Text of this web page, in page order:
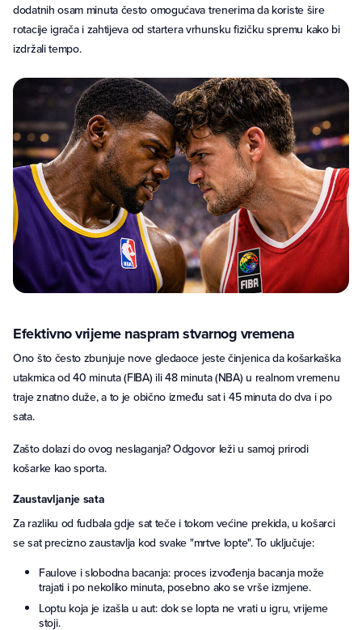
dodatnih osam minuta često omogućava trenerima da koriste šire
rotacije igrača i zahtijeva od startera vrhunsku fizičku spremu kako bi
izdržali tempo.
Efektivno vrijeme naspram stvarnog vremena
Ono što često zbunjuje nove gledaoce jeste činjenica da košarkaška
utakmica od 40 minuta (FIBA) ili 48 minuta (NBA) u realnom vremenu
traje znatno duže, a to je obično između sat i 45 minuta do dva i po
sata.
Zašto dolazi do ovog neslaganja? Odgovor leži u samoj prirodi
košarke kao sporta.
Zaustavljanje sata
Za razliku od fudbala gdje sat teče i tokom većine prekida, u košarci
se sat precizno zaustavlja kod svake "mrtve lopte". To uključuje:
Faulove i slobodna bacanja: proces izvođenja bacanja može
trajati i po nekoliko minuta, posebno ako se vrše izmjene.
Loptu koja je izašla u aut: dok se lopta ne vrati u igru, vrijeme
stoji.